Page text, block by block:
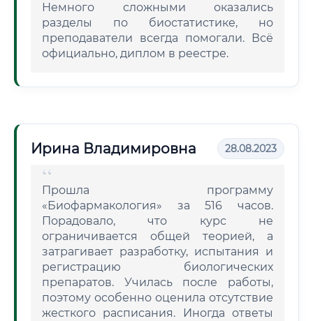
Немного сложными оказались
разделы по биостатистике, но
преподаватели всегда помогали. Всё
официально, диплом в реестре.
Ирина Владимировна 28.08.2023
Прошла программу
«Биофармакология» за 516 часов.
Порадовало, что курс не
ограничивается общей теорией, а
затрагивает разработку, испытания и
регистрацию биологических
препаратов. Училась после работы,
поэтому особенно оценила отсутствие
жесткого расписания. Иногда ответы